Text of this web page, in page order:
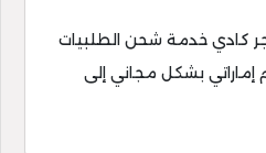
كادي خدمة شحن الطلبيات
عن 2000 درهم إماراتي بشكل مجاني إلى